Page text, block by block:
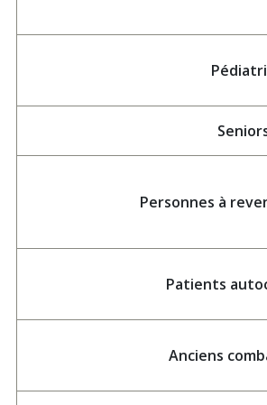
Personnes à
Patients
Anciens